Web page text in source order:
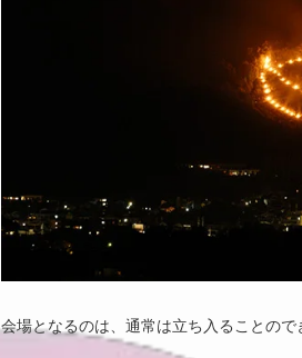
会場となるのは、通常は立ち入ることので